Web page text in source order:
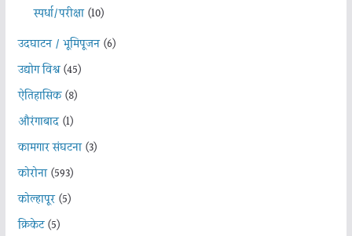
स्पर्धा/परीक्षा(10)
उदघाटन / भूमिपूजन(6)
उद्योग विश्व(45)
ऐतिहासिक(8)
औरंगाबाद(1)
कामगार संघटना(3)
कोरोना(593)
कोल्हापूर(5)
क्रिकेट(5)